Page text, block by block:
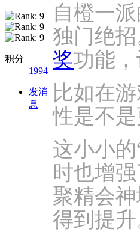
积分
1994
发消
息
自橙一
独门绝
奖功能
比如在
性是不
这小小
时也增
聚精会
得到提升